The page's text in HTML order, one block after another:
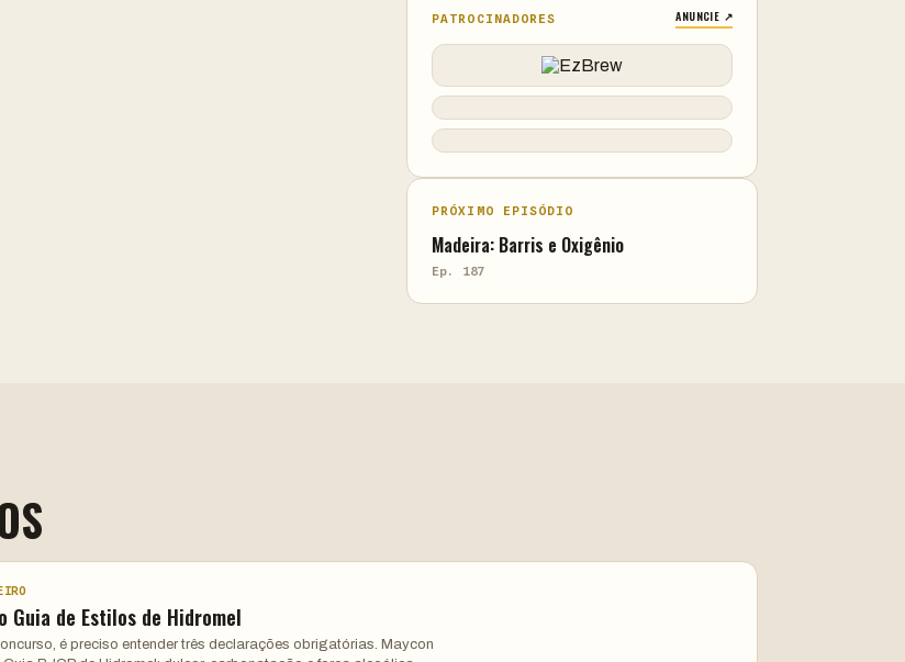
PATROCINADORES ANUNCIE ↗
PRÓXIMO EPISÓDIO
Madeira: Barris e Oxigênio
Ep. 187
Guia de Estilos de Hidromel
é preciso entender três declarações obrigatórias. Maycon